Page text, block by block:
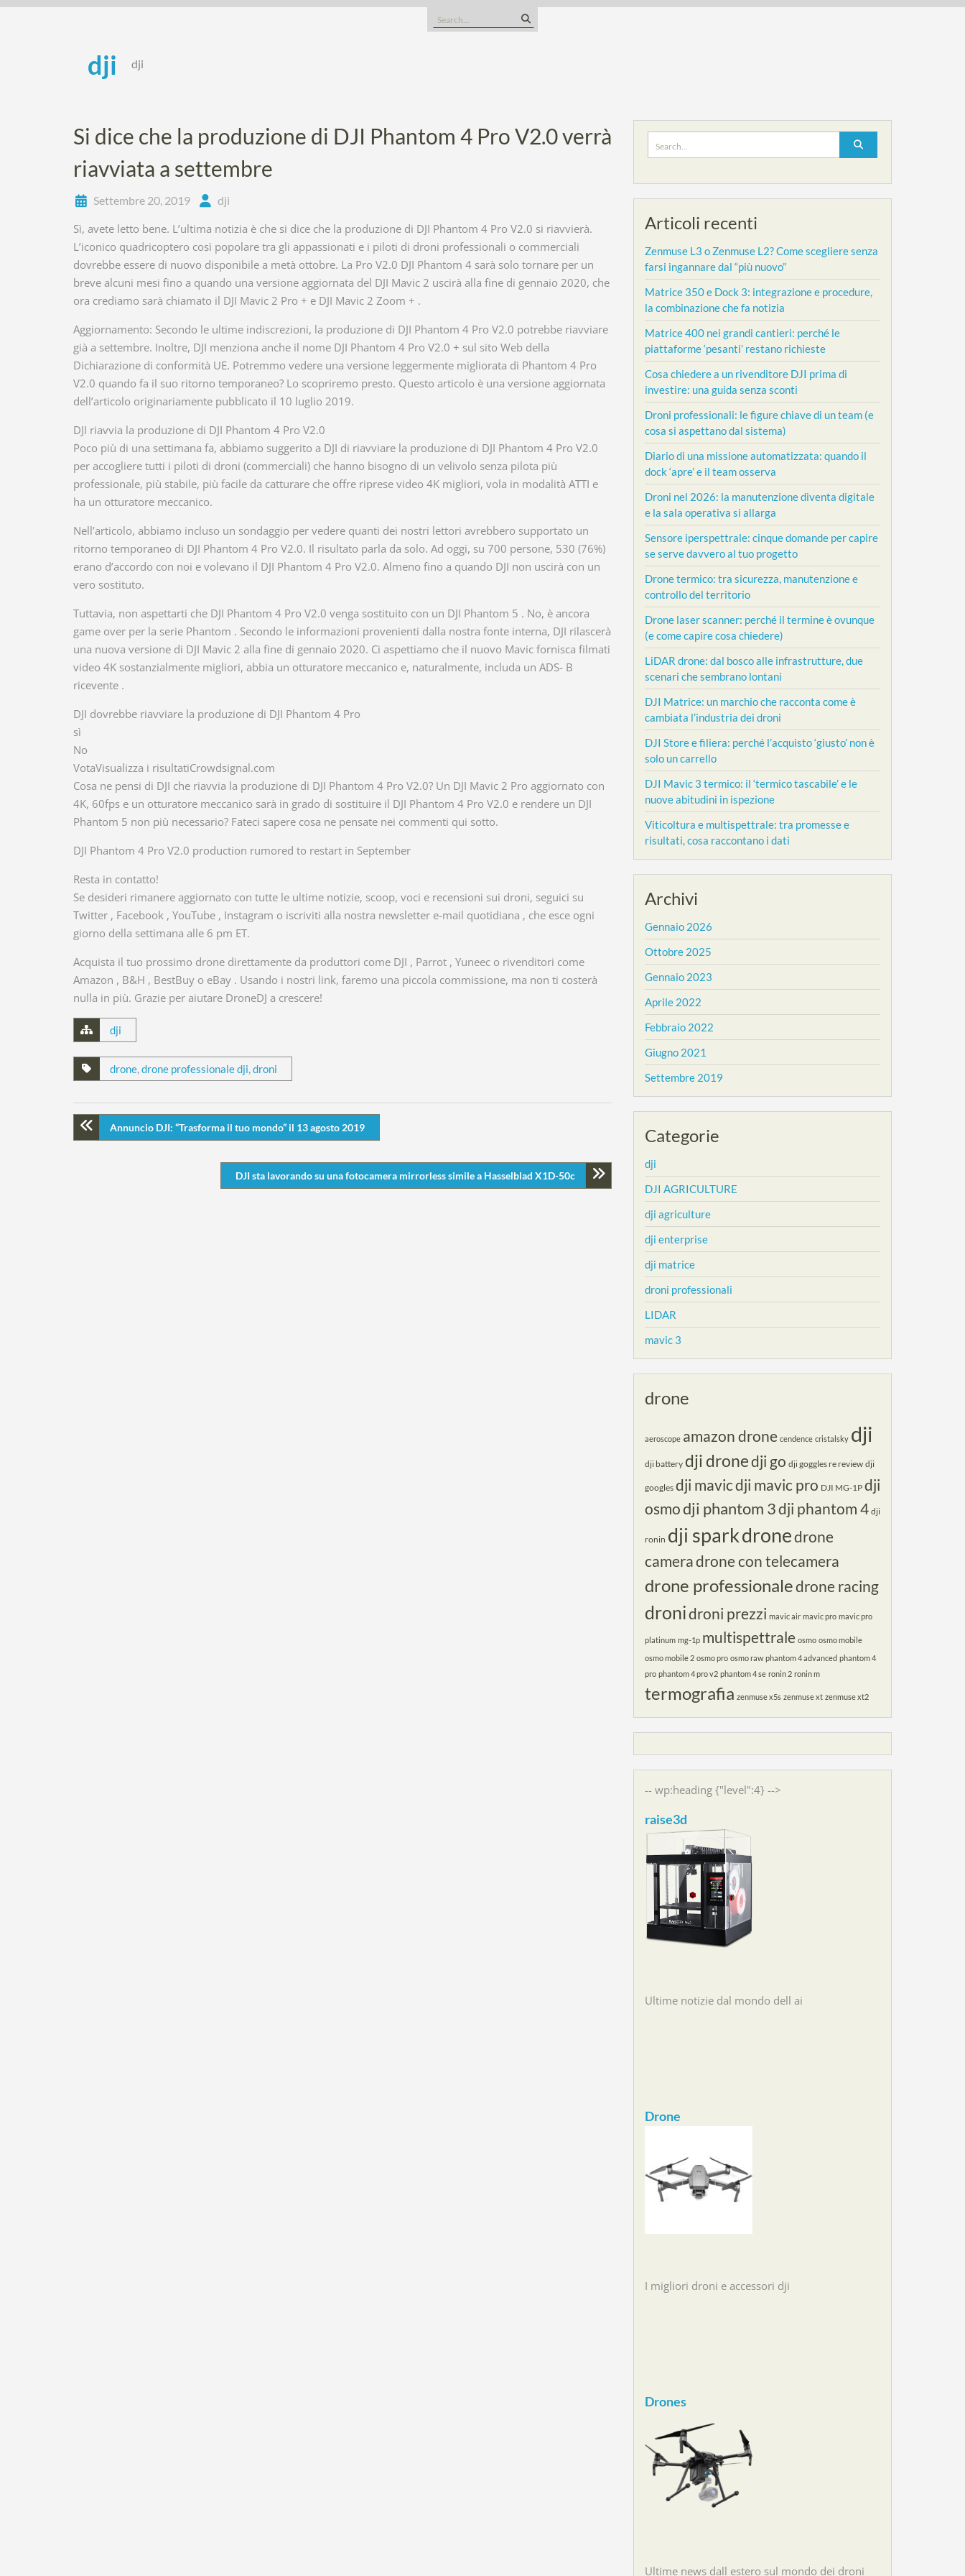
Skip
Search
for:
dji dji
Si dice che la produzione di DJI Phantom 4 Pro V2.0 verrà
riavviata a settembre
Settembre 20, 2019 dji
Sì, avete letto bene. L’ultima notizia è che si dice che la produzione di DJI Phantom 4 Pro V2.0 si riavvierà.
L’iconico quadricoptero così popolare tra gli appassionati e i piloti di droni professionali o commerciali
dovrebbe essere di nuovo disponibile a metà ottobre. La Pro V2.0 DJI Phantom 4 sarà solo tornare per un
breve alcuni mesi fino a quando una versione aggiornata del DJI Mavic 2 uscirà alla fine di gennaio 2020, che
ora crediamo sarà chiamato il DJI Mavic 2 Pro + e DJI Mavic 2 Zoom + .
Aggiornamento: Secondo le ultime indiscrezioni, la produzione di DJI Phantom 4 Pro V2.0 potrebbe riavviare
già a settembre. Inoltre, DJI menziona anche il nome DJI Phantom 4 Pro V2.0 + sul sito Web della
Dichiarazione di conformità UE. Potremmo vedere una versione leggermente migliorata di Phantom 4 Pro
V2.0 quando fa il suo ritorno temporaneo? Lo scopriremo presto. Questo articolo è una versione aggiornata
dell’articolo originariamente pubblicato il 10 luglio 2019.
DJI riavvia la produzione di DJI Phantom 4 Pro V2.0
Poco più di una settimana fa, abbiamo suggerito a DJI di riavviare la produzione di DJI Phantom 4 Pro V2.0
per accogliere tutti i piloti di droni (commerciali) che hanno bisogno di un velivolo senza pilota più
professionale, più stabile, più facile da catturare che offre riprese video 4K migliori, vola in modalità ATTI e
ha un otturatore meccanico.
Nell’articolo, abbiamo incluso un sondaggio per vedere quanti dei nostri lettori avrebbero supportato un
ritorno temporaneo di DJI Phantom 4 Pro V2.0. Il risultato parla da solo. Ad oggi, su 700 persone, 530 (76%)
erano d’accordo con noi e volevano il DJI Phantom 4 Pro V2.0. Almeno fino a quando DJI non uscirà con un
vero sostituto.
Tuttavia, non aspettarti che DJI Phantom 4 Pro V2.0 venga sostituito con un DJI Phantom 5 . No, è ancora
game over per la serie Phantom . Secondo le informazioni provenienti dalla nostra fonte interna, DJI rilascerà
una nuova versione di DJI Mavic 2 alla fine di gennaio 2020. Ci aspettiamo che il nuovo Mavic fornisca filmati
video 4K sostanzialmente migliori, abbia un otturatore meccanico e, naturalmente, includa un ADS- B
ricevente .
DJI dovrebbe riavviare la produzione di DJI Phantom 4 Pro
sì
No
VotaVisualizza i risultatiCrowdsignal.com
Cosa ne pensi di DJI che riavvia la produzione di DJI Phantom 4 Pro V2.0? Un DJI Mavic 2 Pro aggiornato con
4K, 60fps e un otturatore meccanico sarà in grado di sostituire il DJI Phantom 4 Pro V2.0 e rendere un DJI
Phantom 5 non più necessario? Fateci sapere cosa ne pensate nei commenti qui sotto.
DJI Phantom 4 Pro V2.0 production rumored to restart in September
Resta in contatto!
Se desideri rimanere aggiornato con tutte le ultime notizie, scoop, voci e recensioni sui droni, seguici su
Twitter , Facebook , YouTube , Instagram o iscriviti alla nostra newsletter e-mail quotidiana , che esce ogni
giorno della settimana alle 6 pm ET.
Acquista il tuo prossimo drone direttamente da produttori come DJI , Parrot , Yuneec o rivenditori come
Amazon , B&H , BestBuy o eBay . Usando i nostri link, faremo una piccola commissione, ma non ti costerà
nulla in più. Grazie per aiutare DroneDJ a crescere!
dji
drone,drone professionale dji,droni
Annuncio DJI: “Trasforma il tuo mondo” il 13 agosto 2019
DJI sta lavorando su una fotocamera mirrorless simile a Hasselblad X1D-50c
for:
Articoli recenti
Zenmuse L3 o Zenmuse L2? Come scegliere senza
farsi ingannare dal “più nuovo”
Matrice 350 e Dock 3: integrazione e procedure,
la combinazione che fa notizia
Matrice 400 nei grandi cantieri: perché le
piattaforme ‘pesanti’ restano richieste
Cosa chiedere a un rivenditore DJI prima di
investire: una guida senza sconti
Droni professionali: le figure chiave di un team (e
cosa si aspettano dal sistema)
Diario di una missione automatizzata: quando il
dock ‘apre’ e il team osserva
Droni nel 2026: la manutenzione diventa digitale
e la sala operativa si allarga
Sensore iperspettrale: cinque domande per capire
se serve davvero al tuo progetto
Drone termico: tra sicurezza, manutenzione e
controllo del territorio
Drone laser scanner: perché il termine è ovunque
(e come capire cosa chiedere)
LiDAR drone: dal bosco alle infrastrutture, due
scenari che sembrano lontani
DJI Matrice: un marchio che racconta come è
cambiata l’industria dei droni
DJI Store e filiera: perché l’acquisto ‘giusto’ non è
solo un carrello
DJI Mavic 3 termico: il ‘termico tascabile’ e le
nuove abitudini in ispezione
Viticoltura e multispettrale: tra promesse e
risultati, cosa raccontano i dati
Archivi
Gennaio 2026
Ottobre 2025
Gennaio 2023
Aprile 2022
Febbraio 2022
Giugno 2021
Settembre 2019
Categorie
dji
DJI AGRICULTURE
dji agriculture
dji enterprise
dji matrice
droni professionali
LIDAR
mavic 3
drone
aeroscope amazon drone cendence cristalsky dji
dji battery dji dronedji go dji goggles re review dji
googles dji mavicdji mavic pro DJI MG-1P dji
osmodji phantom 3dji phantom 4 dji
ronin dji sparkdronedrone
cameradrone con telecamera
drone professionaledrone racing
dronidroni prezzi mavic air mavic pro mavic pro
platinum mg-1p multispettrale osmo osmo mobile
osmo mobile 2 osmo pro osmo raw phantom 4 advanced phantom 4
pro phantom 4 pro v2 phantom 4 se ronin 2 ronin m
termografia zenmuse x5s zenmuse xt zenmuse xt2
-- wp:heading {"level":4} -->
raise3d
Ultime notizie dal mondo dell ai
Drone
I migliori droni e accessori dji
Drones
Ultime news dall estero sul mondo dei droni